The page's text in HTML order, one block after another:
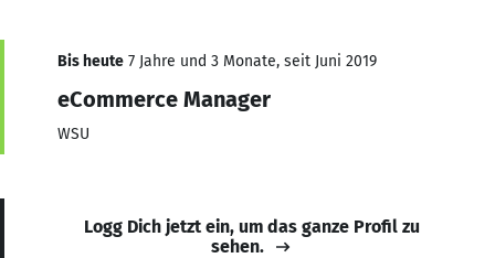
Bis heute 7 Jahre und 3 Monate, seit Juni 2019
eCommerce Manager
WSU
Logg Dich jetzt ein, um das ganze Profil zu
sehen.